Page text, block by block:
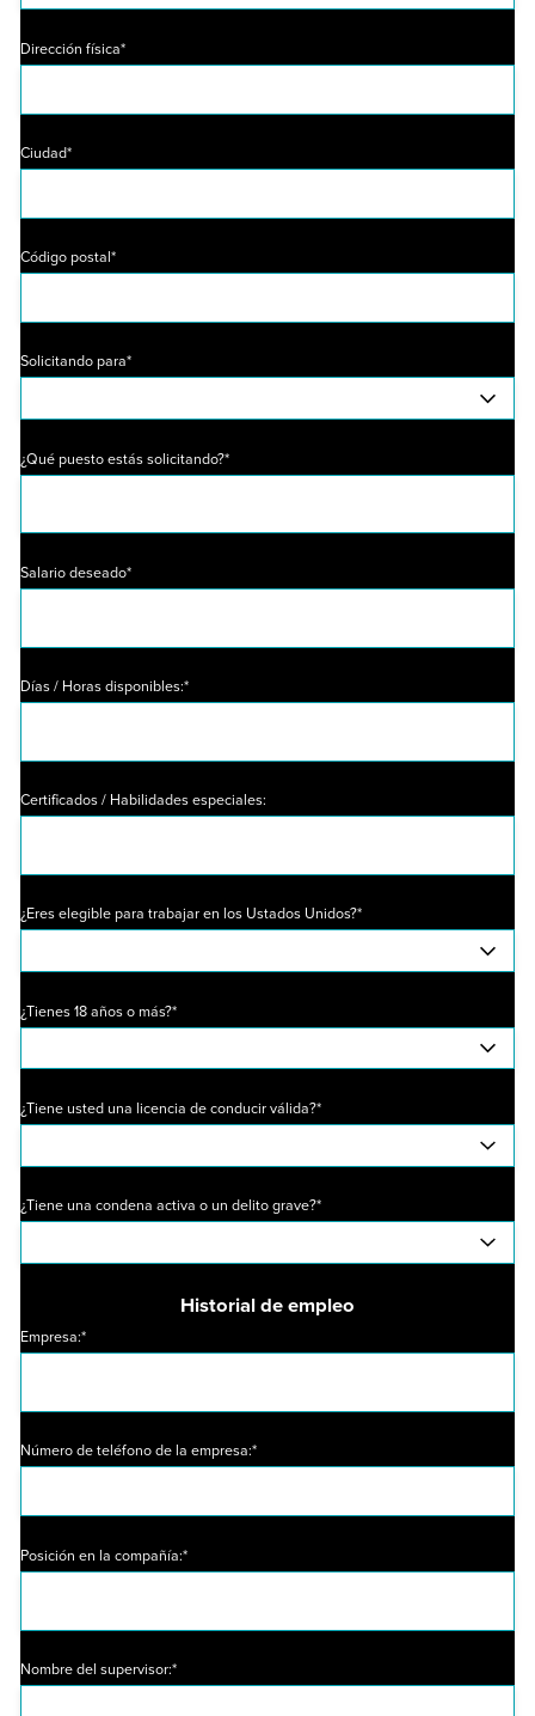
Dirección física*
Ciudad*
Código postal*
Solicitando para*
¿Qué puesto estás solicitando?*
Salario deseado*
Días / Horas disponibles:*
Certificados / Habilidades especiales:
¿Eres elegible para trabajar en los Ustados Unidos?*
¿Tienes 18 años o más?*
¿Tiene usted una licencia de conducir válida?*
¿Tiene una condena activa o un delito grave?*
Historial de empleo
Empresa:*
Número de teléfono de la empresa:*
Posición en la compañía:*
Nombre del supervisor:*